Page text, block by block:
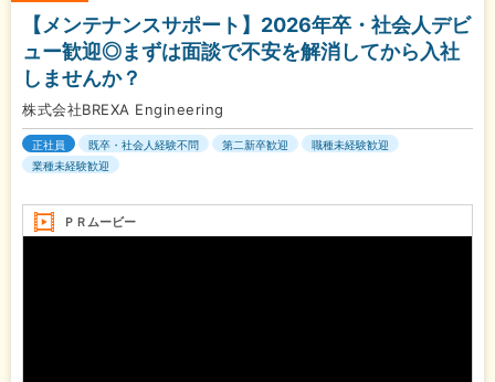
【メンテナンスサポート】2026年卒・社会人デビ
ュー歓迎◎まずは面談で不安を解消してから入社
しませんか？
株式会社BREXA Engineering
正社員 既卒・社会人経験不問 第二新卒歓迎
職種未経験歓迎
業種未経験歓迎
ＰＲムービー